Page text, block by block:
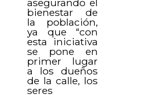
asegurando el
bienestar de
la población,
ya que “con
esta iniciativa
se pone en
primer lugar
a los dueños
de la calle, los
seres